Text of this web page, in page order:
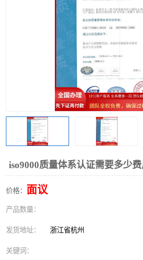
iso9000质量体系认证需要多少费
价格： 面议
产品数量：
发货地址： 浙江省杭州
关键词：